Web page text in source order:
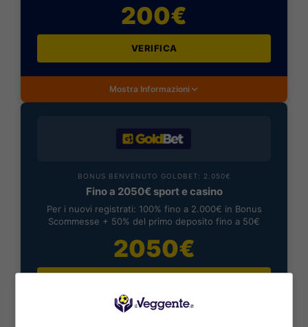
200€
VERIFICA
Mostra Informazioni
BONUS BENVENUTO GOLDBET: 2.050€
Fino a 2050€ sport e casino
Per i nuovi registrati: 100% fino a 2.000€ in Bonus
Scommesse + 50% del primo deposito fino a 50€
2050€